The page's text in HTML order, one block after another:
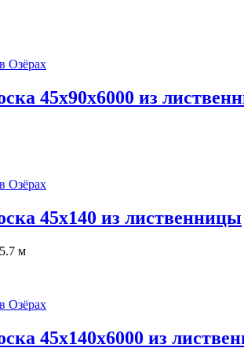
45х90х6000 из
45х140 из лиственницы
м
45х140х6000 из